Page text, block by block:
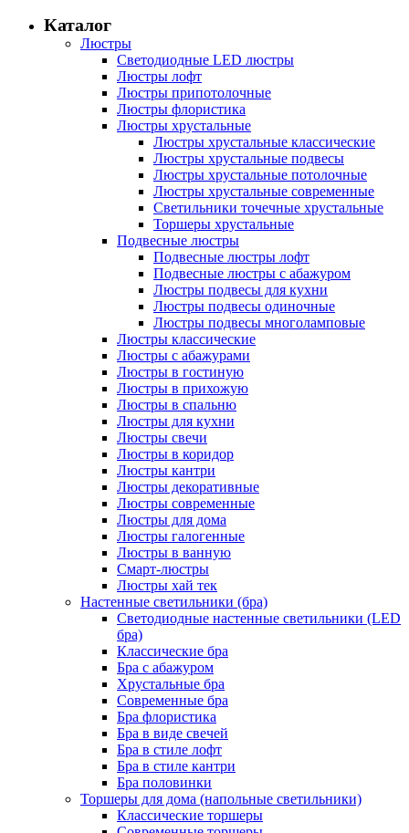
Каталог
Люстры
Светодиодные LED люстры
Люстры лофт
Люстры припотолочные
Люстры флористика
Люстры хрустальные
Люстры хрустальные классические
Люстры хрустальные подвесы
Люстры хрустальные потолочные
Люстры хрустальные современные
Светильники точечные хрустальные
Торшеры хрустальные
Подвесные люстры
Подвесные люстры лофт
Подвесные люстры с абажуром
Люстры подвесы для кухни
Люстры подвесы одиночные
Люстры подвесы многоламповые
Люстры классические
Люстры с абажурами
Люстры в гостиную
Люстры в прихожую
Люстры в спальню
Люстры для кухни
Люстры свечи
Люстры в коридор
Люстры кантри
Люстры декоративные
Люстры современные
Люстры для дома
Люстры галогенные
Люстры в ванную
Смарт-люстры
Люстры хай тек
Настенные светильники (бра)
Светодиодные настенные светильники (LED
бра)
Классические бра
Бра с абажуром
Хрустальные бра
Современные бра
Бра флористика
Бра в виде свечей
Бра в стиле лофт
Бра в стиле кантри
Бра половинки
Торшеры для дома (напольные светильники)
Классические торшеры